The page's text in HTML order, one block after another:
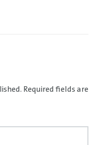
Required fields are